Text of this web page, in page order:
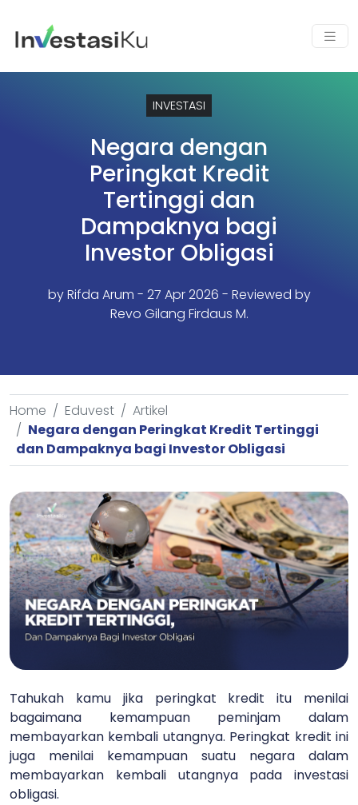
INVESTASI
Negara dengan
Peringkat Kredit
Tertinggi dan
Dampaknya bagi
Investor Obligasi
byRifda Arum - 27 Apr 2026 - Reviewed by
Revo Gilang Firdaus M.
Home Eduvest
Artikel
Negara dengan Peringkat Kredit Tertinggi
dan Dampaknya bagi Investor Obligasi
Tahukah kamu jika peringkat kredit itu menilai
bagaimana kemampuan peminjam dalam
membayarkan kembali utangnya. Peringkat kredit ini
juga menilai kemampuan suatu negara dalam
membayarkan kembali utangnya pada investasi
obligasi.